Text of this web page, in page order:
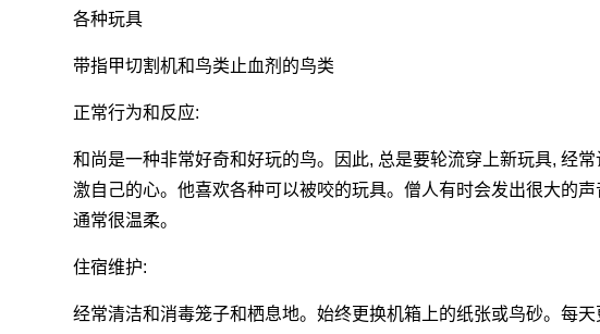
各种玩具
带指甲切割机和鸟类止血剂的鸟类
正常行为和反应:
和尚是一种非常好奇和好玩的鸟。因此, 总是要轮流穿上新玩具, 经常
激自己的心。他喜欢各种可以被咬的玩具。僧人有时会发出很大的
通常很温柔。
住宿维护:
经常清洁和消毒笼子和栖息地。始终更换机箱上的纸张或鸟砂。每天